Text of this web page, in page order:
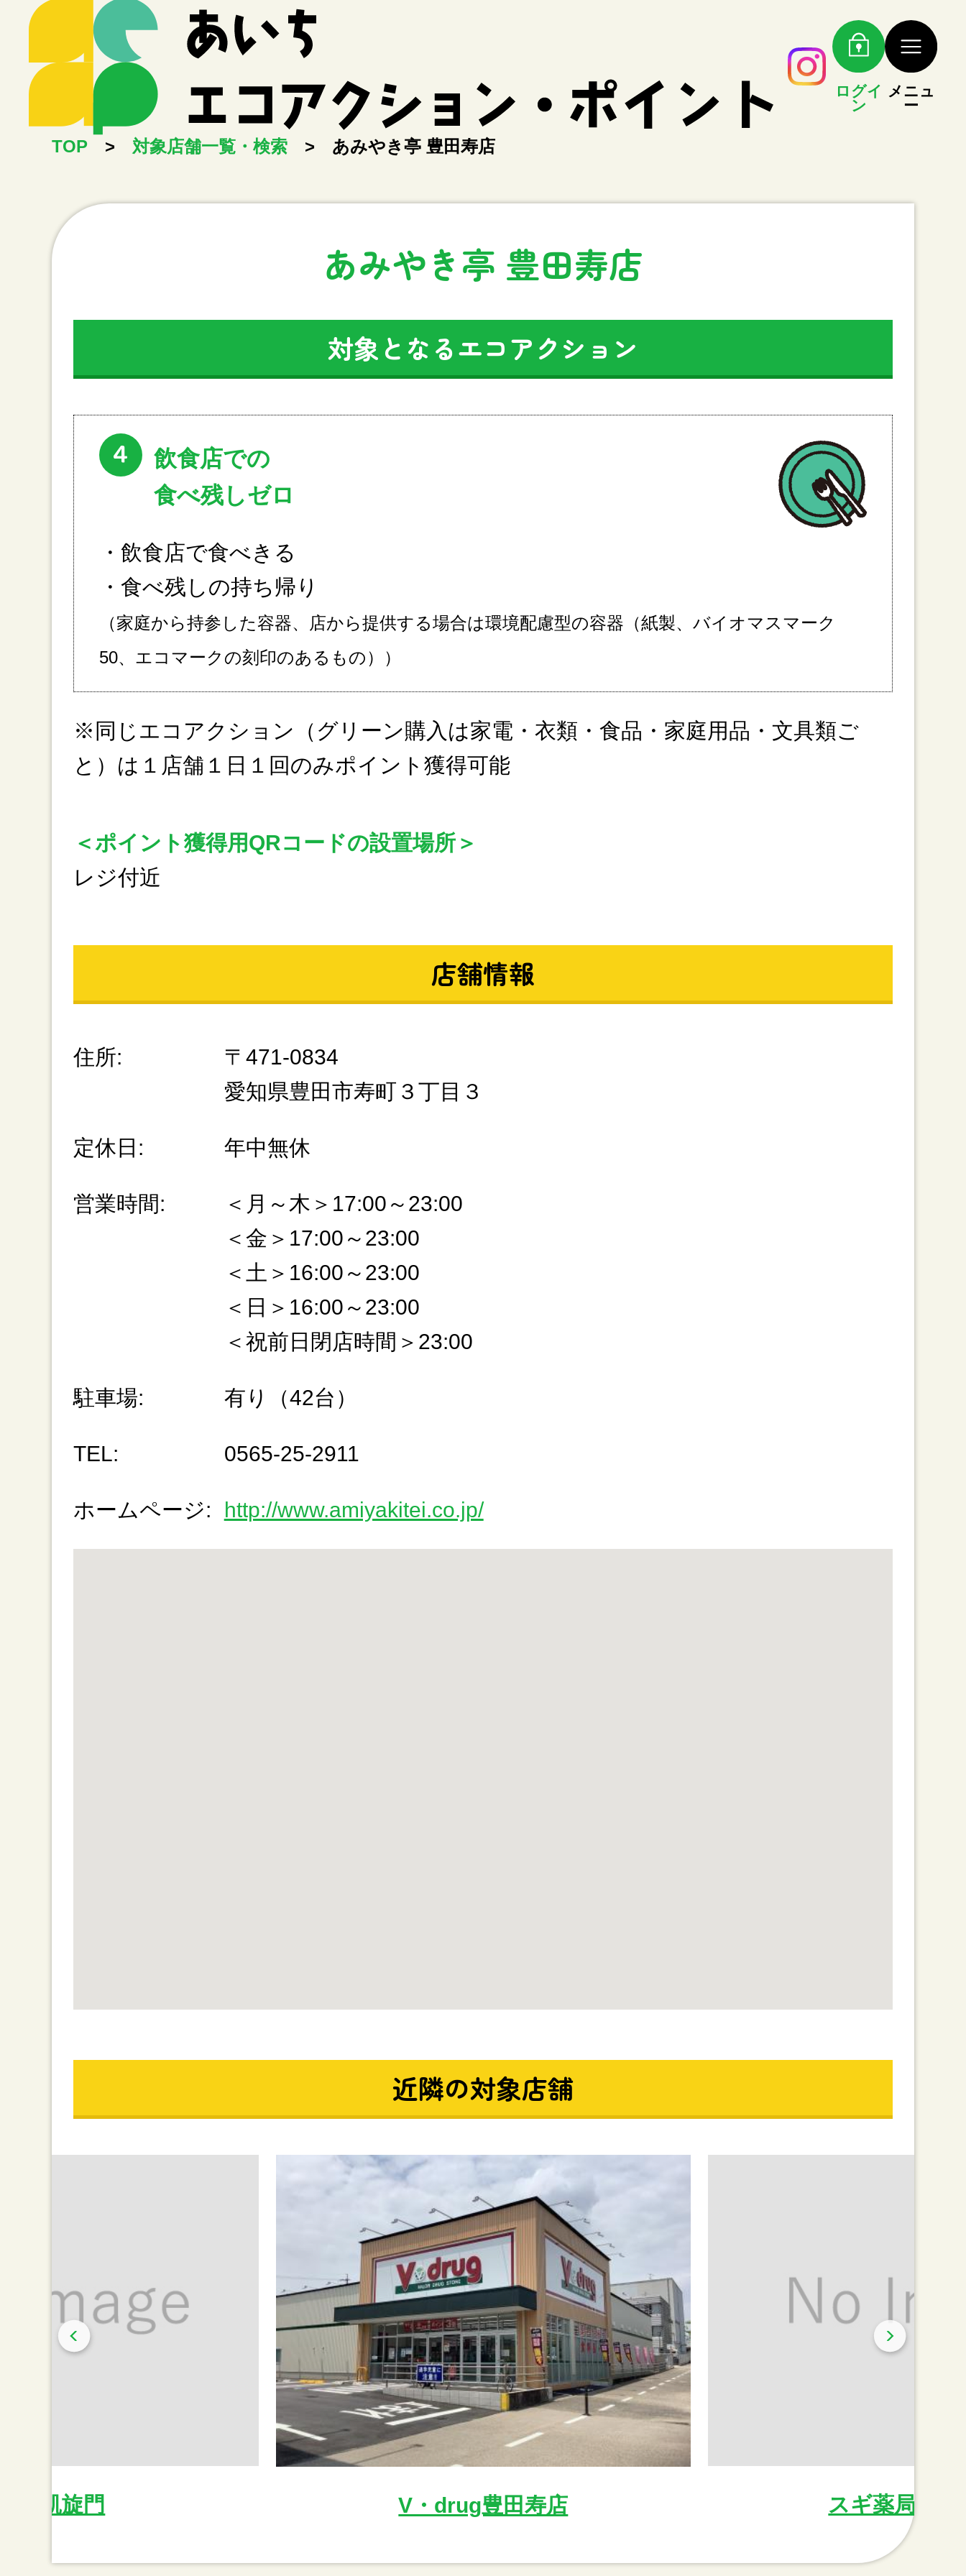
ログイ
ン
メニュ
ー
TOP > 対象店舗一覧・検索 > あみやき亭 豊田寿店
あみやき亭 豊田寿店
対象となるエコアクション
4
飲食店での
食べ残しゼロ
・飲食店で食べきる
・食べ残しの持ち帰り
（家庭から持参した容器、店から提供する場合は環境配慮型の容器（紙製、バイオマスマーク
50、エコマークの刻印のあるもの））
※同じエコアクション（グリーン購入は家電・衣類・食品・家庭用品・文具類ご
と）は１店舗１日１回のみポイント獲得可能
＜ポイント獲得用QRコードの設置場所＞
レジ付近
店舗情報
住所:
〒471-0834
愛知県豊田市寿町３丁目３
定休日: 年中無休
営業時間:
＜月～木＞17:00～23:00
＜金＞17:00～23:00
＜土＞16:00～23:00
＜日＞16:00～23:00
＜祝前日閉店時間＞23:00
駐車場: 有り（42台）
TEL: 0565-25-2911
ホームページ: http://www.amiyakitei.co.jp/
近隣の対象店舗
茶凱旋門 V・drug豊田寿店 スギ薬局山之